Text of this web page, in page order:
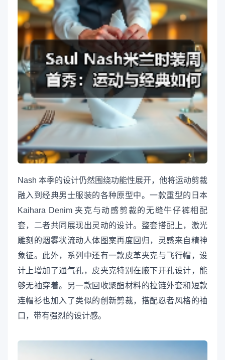
Nash 本季的设计仍然围绕功能性展开，他将运动剪裁
融入到经典男士服装的各种原型中。一款重型的日本
Kaihara Denim 夹克与动感剪裁的无缝牛仔裤相配
套，二者共同展现出灵动的设计。整套搭配上，激光
雕刻的烟雾状流动人体图案再度回归，灵感来自精神
象征。此外，系列中还有一款皮革夹克与飞行帽，设
计上增加了通气孔，皮夹克特别在腋下开孔设计，能
够无袖穿着。另一款回收聚酯材料的拉链外套和短款
连帽衫也加入了类似的创新剪裁，搭配忍者风格的袖
口，带有强烈的设计感。